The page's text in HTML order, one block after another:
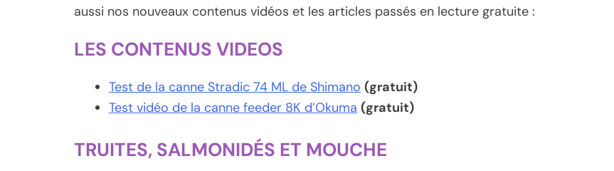
aussi nos nouveaux contenus vidéos et les articles passés en lecture gratuite :
LES CONTENUS VIDEOS
Test de la canne Stradic 74 ML de Shimano (gratuit)
Test vidéo de la canne feeder 8K d’Okuma (gratuit)
TRUITES, SALMONIDÉS ET MOUCHE